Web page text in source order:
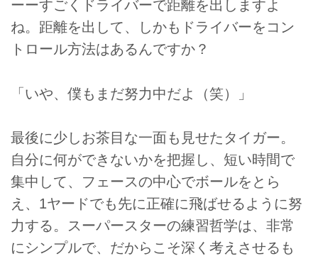
ーーすごくドライバーで距離を出しますよ
ね。距離を出して、しかもドライバーをコン
トロール方法はあるんですか？
「いや、僕もまだ努力中だよ（笑）」
最後に少しお茶目な一面も見せたタイガー。
自分に何ができないかを把握し、短い時間で
集中して、フェースの中心でボールをとら
え、1ヤードでも先に正確に飛ばせるように努
力する。スーパースターの練習哲学は、非常
にシンプルで、だからこそ深く考えさせるも